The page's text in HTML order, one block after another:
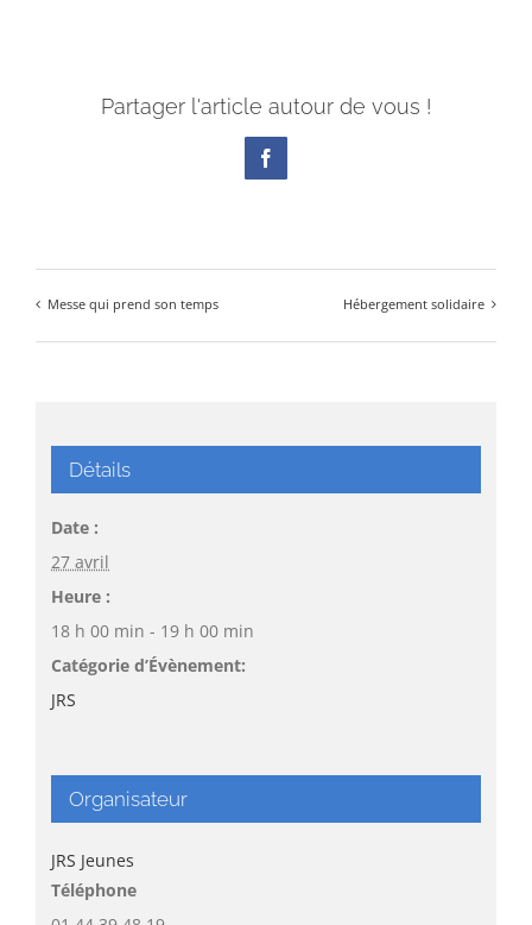
Partager l'article autour de vous !
Facebook
Messe qui prend son temps Hébergement solidaire
Détails
Date :
27 avril
Heure :
18 h 00 min - 19 h 00 min
Catégorie d’Évènement:
JRS
Organisateur
JRS Jeunes
Téléphone